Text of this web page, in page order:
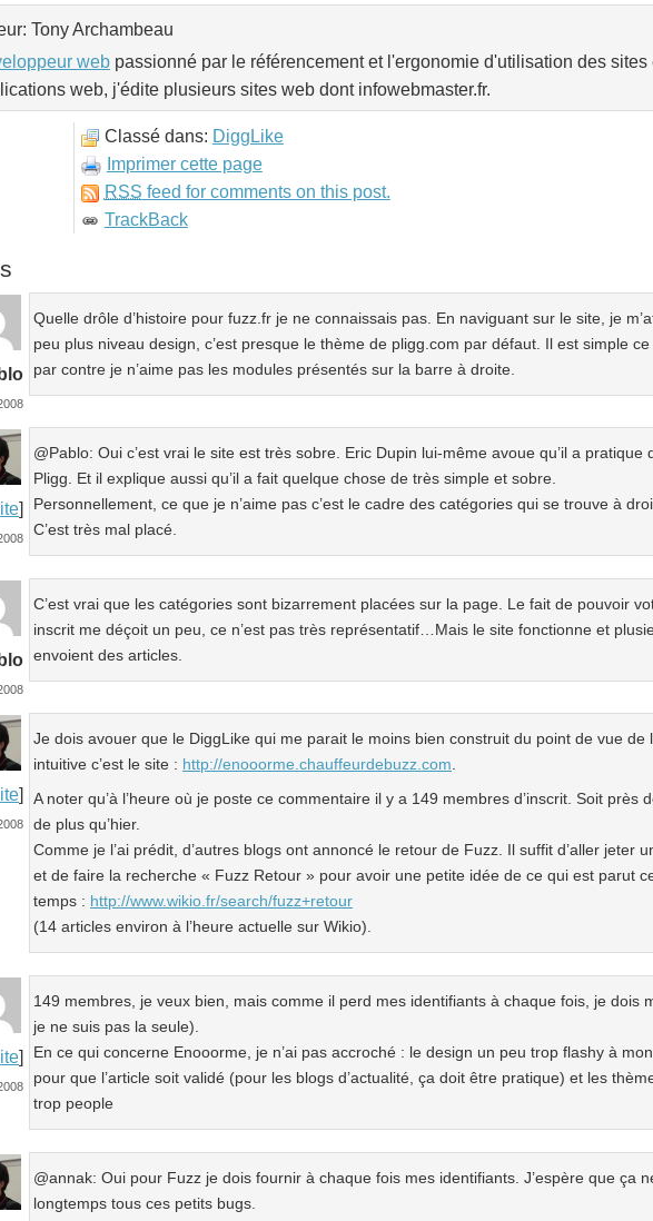
Tony Archambeau
web passionné par le référencement et l'ergonomie d'utilisation des sites
web, j'édite plusieurs sites web dont infowebmaster.fr.
Classé dans: DiggLike
Imprimer cette page
RSS feed for comments on this post.
TrackBack
Quelle drôle d’histoire pour fuzz.fr je ne connaissais pas. En naviguant sur le site, je
peu plus niveau design, c’est presque le thème de pligg.com par défaut. Il est simple
par contre je n’aime pas les modules présentés sur la barre à droite.
]
@Pablo: Oui c’est vrai le site est très sobre. Eric Dupin lui-même avoue qu’il a pratique
Pligg. Et il explique aussi qu’il a fait quelque chose de très simple et sobre.
Personnellement, ce que je n’aime pas c’est le cadre des catégories qui se trouve à
C’est très mal placé.
C’est vrai que les catégories sont bizarrement placées sur la page. Le fait de pouvoir
inscrit me déçoit un peu, ce n’est pas très représentatif…Mais le site fonctionne et
envoient des articles.
]
Je dois avouer que le DiggLike qui me parait le moins bien construit du point de vue de
intuitive c’est le site : http://enooorme.chauffeurdebuzz.com
A noter qu’à l’heure où je poste ce commentaire il y a 149 membres d’inscrit. Soit près
de plus qu’hier.
Comme je l’ai prédit, d’autres blogs ont annoncé le retour de Fuzz. Il suffit d’aller jeter
et de faire la recherche « Fuzz Retour » pour avoir une petite idée de ce qui est parut
temps : http://www.wikio.fr/search/fuzz+retour
(14 articles environ à l’heure actuelle sur Wikio).
]
149 membres, je veux bien, mais comme il perd mes identifiants à chaque fois, je dois
je ne suis pas la seule).
En ce qui concerne Enooorme, je n’ai pas accroché : le design un peu trop flashy à
pour que l’article soit validé (pour les blogs d’actualité, ça doit être pratique) et les
trop people
@annak: Oui pour Fuzz je dois fournir à chaque fois mes identifiants. J’espère que ça
longtemps tous ces petits bugs.